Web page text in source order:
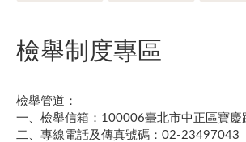
檢舉制度專區
檢舉管道：​
一、檢舉信箱：100006臺北市中正區寶慶
二、專線電話及傳真號碼：02-23497043